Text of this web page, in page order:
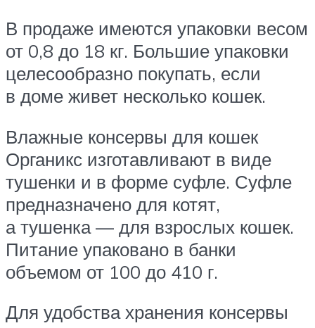
В продаже имеются упаковки весом
от 0,8 до 18 кг. Большие упаковки
целесообразно покупать, если
в доме живет несколько кошек.
Влажные консервы для кошек
Органикс изготавливают в виде
тушенки и в форме суфле. Суфле
предназначено для котят,
а тушенка — для взрослых кошек.
Питание упаковано в банки
объемом от 100 до 410 г.
Для удобства хранения консервы